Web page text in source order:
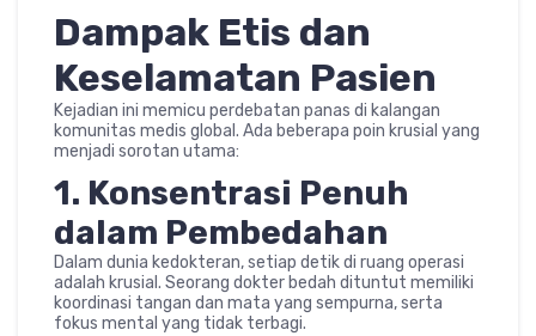
Dampak Etis dan
Keselamatan Pasien
Kejadian ini memicu perdebatan panas di kalangan
komunitas medis global. Ada beberapa poin krusial yang
menjadi sorotan utama:
1. Konsentrasi Penuh
dalam Pembedahan
Dalam dunia kedokteran, setiap detik di ruang operasi
adalah krusial. Seorang dokter bedah dituntut memiliki
koordinasi tangan dan mata yang sempurna, serta
fokus mental yang tidak terbagi.